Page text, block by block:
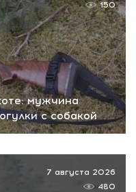
мужчина
с собакой
150
7 августа 2026
480